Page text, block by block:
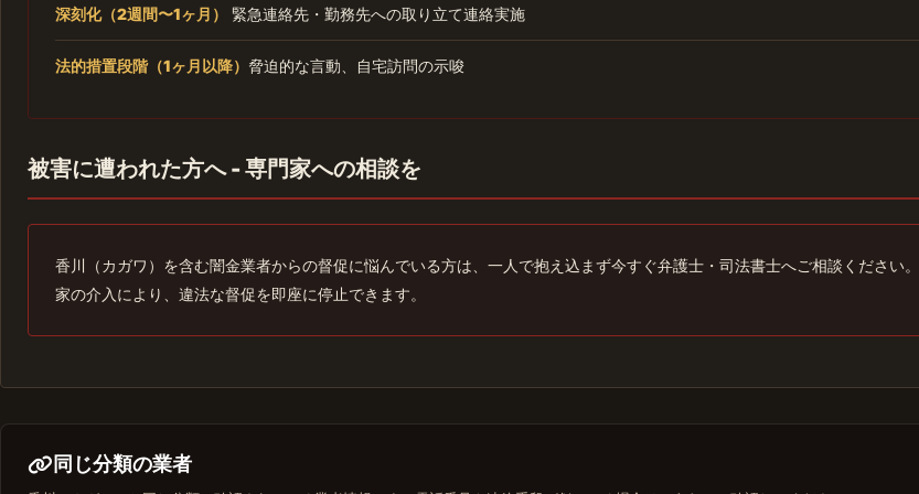
深刻化（2週間〜1ヶ月） 緊急連絡先・勤務先への取り立て連絡実施
法的措置段階（1ヶ月以降） 脅迫的な言動、自宅訪問の示唆
被害に遭われた方へ - 専門家への相談を
香川（カガワ）を含む闇金業者からの督促に悩んでいる方は、一人で抱え込まず今すぐ弁護士・司法書士へご相談ください。
家の介入により、違法な督促を即座に停止できます。
同じ分類の業者